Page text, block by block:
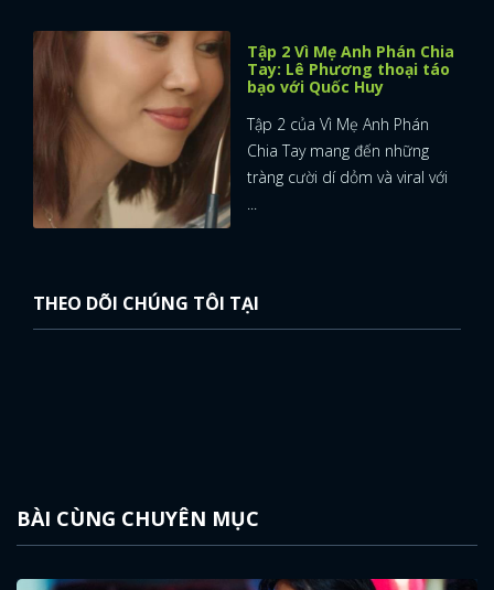
Tập 2 Vì Mẹ Anh Phán Chia
Tay: Lê Phương thoại táo
bạo với Quốc Huy
Tập 2 của Vì Mẹ Anh Phán
Chia Tay mang đến những
tràng cười dí dỏm và viral với
THEO DÕI CHÚNG TÔI TẠI
BÀI CÙNG CHUYÊN MỤC